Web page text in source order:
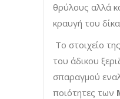
θρύλους αλλά
κραυγή του
Το στοιχείο
του άδικου
σπαραγμού
ποιότητες των